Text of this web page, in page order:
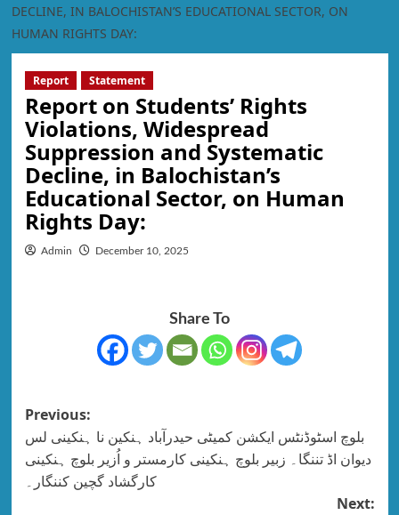
DECLINE, IN BALOCHISTAN’S EDUCATIONAL SECTOR, ON
HUMAN RIGHTS DAY:
Report Statement
Report on Students’ Rights
Violations, Widespread
Suppression and Systematic
Decline, in Balochistan’s
Educational Sector, on Human
Rights Day:
Admin December 10, 2025
Share To
Previous:
بلوچ اسٹوڈنٹس ایکشن کمیٹی حیدرآباد ہنکین نا ہنکینی لس
دیوان اڈ تننگا۔ زبیر بلوچ ہنکینی کارمستر و اُزیر بلوچ ہنکینی
کارگشاد گچین کننگار۔
Next: